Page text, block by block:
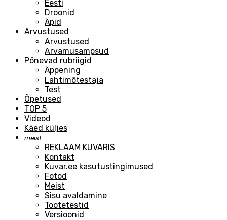
Eesti
Droonid
Äpid
Arvustused
Arvustused
Arvamusampsud
Põnevad rubriigid
Äppening
Lahtimõtestaja
Test
Õpetused
TOP 5
Videod
Käed küljes
meist
REKLAAM KUVARIS
Kontakt
Kuvar.ee kasutustingimused
Fotod
Meist
Sisu avaldamine
Tootetestid
Versioonid